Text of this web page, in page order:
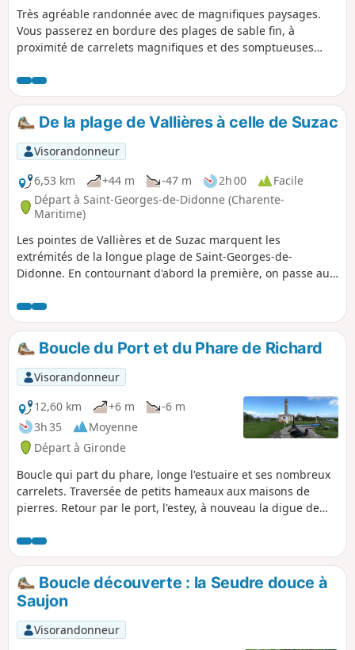
Très agréable randonnée avec de magnifiques paysages.
Vous passerez en bordure des plages de sable fin, à
proximité de carrelets magnifiques et des somptueuses
véritables cités troglodytes (Grottes de Régulus et Matata ) -
Une visite de la station balnéaire de Meschers précédera
votre retour par la forêt de Suzac.⚠️ 16/04/2025 : Itinéraire
modifié sur la fiche de rando en raison du passage sur des
propriétés privées.
De la plage de Vallières à celle de Suzac
Visorandonneur
6,53 km
+44 m -47 m 2h 00
Facile
Départ à Saint-Georges-de-Didonne (Charente-
Maritime)
Les pointes de Vallières et de Suzac marquent les
extrémités de la longue plage de Saint-Georges-de-
Didonne. En contournant d'abord la première, on passe au
après une longue transition d'un bout à l'autre de la plage
de Saint-Georges-de-Didonne, on atteint la pointe de Suzac,
qui est beaucoup plus sauvage. Le but de la promenade est
la plage de Suzac, petit bijou coincé entre deux pointes.
Boucle du Port et du Phare de Richard
Visorandonneur
12,60 km
+6 m
-6 m
3h 35
Moyenne
Départ à Gironde
Boucle qui part du phare, longe l'estuaire et ses nombreux
carrelets. Traversée de petits hameaux aux maisons de
pierres. Retour par le port, l'estey, à nouveau la digue de
Boucle découverte : la Seudre douce à
Saujon
Visorandonneur